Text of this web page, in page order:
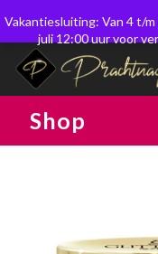
Shop
Vakantiesluiting: Van 4 t/
juli 12:00 uur voor